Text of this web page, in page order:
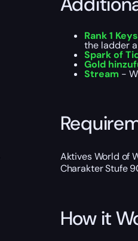
Rank 1
the ladder
Spark of
Gold
Stream -
Aktives World of
Charakter Stufe
How it